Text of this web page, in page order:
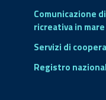
Comunicazione
ricreativa in mare
Servizi di
Registro